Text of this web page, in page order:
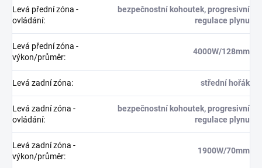
Levá přední zóna -
ovládání:
bezpečnostní kohoutek, progresivní
regulace plynu
Levá přední zóna -
výkon/průměr:
4000W/128mm
Levá zadní zóna: střední hořák
Levá zadní zóna -
ovládání:
bezpečnostní kohoutek, progresivní
regulace plynu
Levá zadní zóna -
výkon/průměr:
1900W/70mm